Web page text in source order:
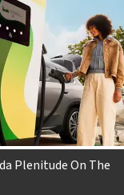
Plenitude On The